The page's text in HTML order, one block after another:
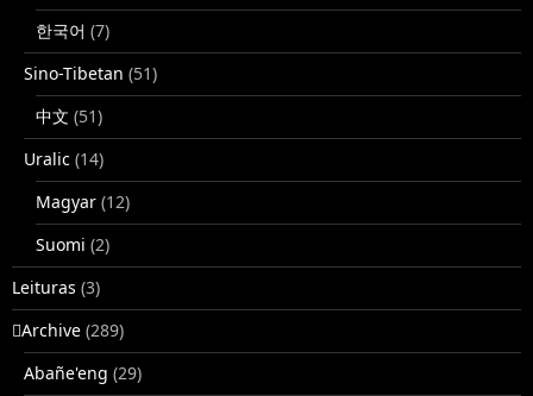
한국어 (7)
Sino-Tibetan (51)
中文 (51)
Uralic (14)
Magyar (12)
Suomi (2)
Leituras (3)
􏿽Archive (289)
Abañe'eng (29)